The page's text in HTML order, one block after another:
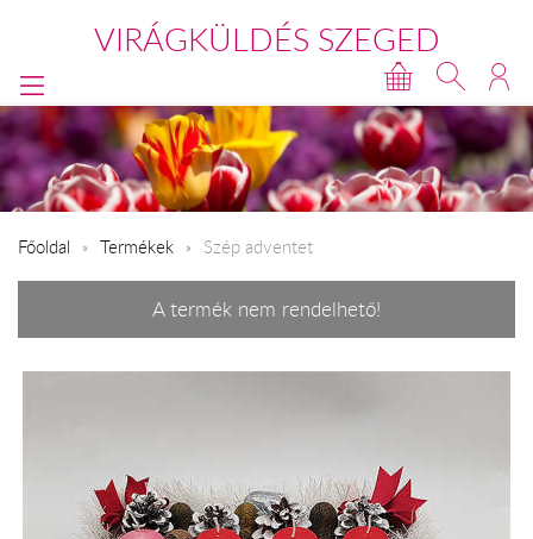
VIRÁGKÜLDÉS SZEGED
Főoldal Termékek Szép adventet
A termék nem rendelhető!